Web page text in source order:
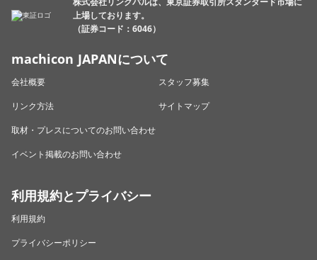
上場しております。
（証券コード：6046）
machicon JAPANについて
会社概要
スタッフ募集
リンク方法
サイトマップ
取材・プレスについてのお問い合わせ
イベント掲載のお問い合わせ
利用規約とプライバシー
利用規約
プライバシーポリシー